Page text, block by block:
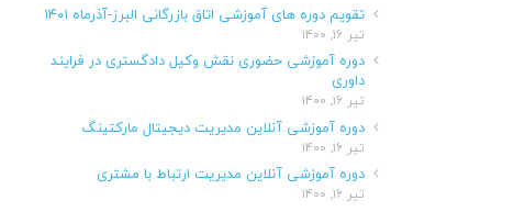
تقویم دوره های آموزشی اتاق بازرگانی البرز-آذرماه ۱۴۰۱
تیر ۱۶, ۱۴۰۰
دوره آموزشی حضوری نقش وکیل دادگستری در فرایند
داوری
تیر ۱۶, ۱۴۰۰
دوره آموزشی آنلاین مدیریت دیجیتال مارکتینگ
تیر ۱۶, ۱۴۰۰
دوره آموزشی آنلاین مدیریت ارتباط با مشتری
تیر ۱۶, ۱۴۰۰